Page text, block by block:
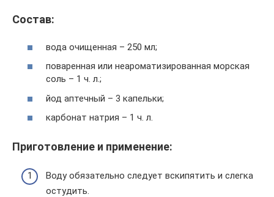
Состав:
вода очищенная – 250 мл;
поваренная или неароматизированная морская
соль – 1 ч. л.;
йод аптечный – 3 капельки;
карбонат натрия – 1 ч. л.
Приготовление и применение:
Воду обязательно следует вскипятить и слегка
остудить.